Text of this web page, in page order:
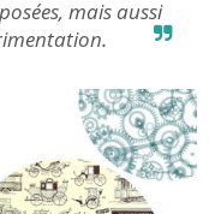
mais aussi